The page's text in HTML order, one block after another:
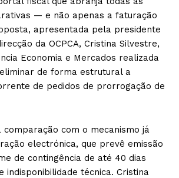
— e não apenas a faturação
apresentada pela presidente
da OCPCA, Cristina Silvestre,
Economia e Mercados realizada
de forma estrutural a
de pedidos de prorrogação de
comparação com o mecanismo já
electrónica, que prevê emissão
de contingência de até 40 dias
indisponibilidade técnica. Cristina